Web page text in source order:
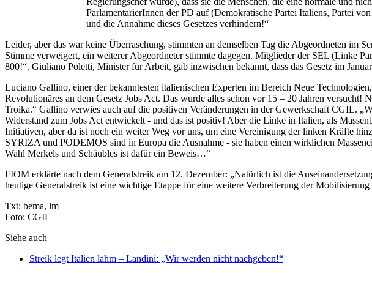
ParlamentarierInnen der PD auf (Demokratische Partei Italiens, Partei
und die Annahme dieses Gesetzes verhindern!“
Leider, aber das war keine Überraschung, stimmten an demselben Tag die Abgeordneten im
Stimme verweigert, ein weiterer Abgeordneter stimmte dagegen. Mitglieder der SEL (Linke
800!“. Giuliano Poletti, Minister für Arbeit, gab inzwischen bekannt, dass das Gesetz im
Luciano Gallino, einer der bekanntesten italienischen Experten im Bereich Neue
Revolutionäres an dem Gesetz Jobs Act. Das wurde alles schon vor 15 – 20 Jahren
Troika.“ Gallino verwies auch auf die positiven Veränderungen in der Gewerkschaft CGIL.
Widerstand zum Jobs Act entwickelt - und das ist positiv! Aber die Linke in Italien, als
Initiativen, aber da ist noch ein weiter Weg vor uns, um eine Vereinigung der linken Kräfte
SYRIZA und PODEMOS sind in Europa die Ausnahme - sie haben einen wirklichen
Wahl Merkels und Schäubles ist dafür ein Beweis…“
FIOM erklärte nach dem Generalstreik am 12. Dezember: „Natürlich ist die
heutige Generalstreik ist eine wichtige Etappe für eine weitere Verbreiterung der Mobilisierung
Txt: bema, lm
Foto: CGIL
Siehe auch
Streik legt Italien lahm – Landini: „Wir werden nicht nachgeben!“